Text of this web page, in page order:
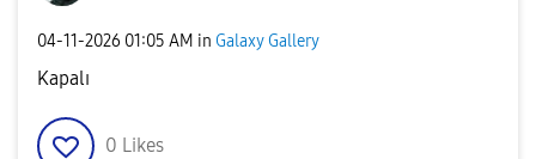
‎04-11-2026 01:05 AM in Galaxy Gallery
Kapalı
0 Likes